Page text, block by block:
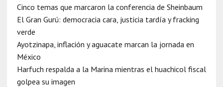
Cinco temas que marcaron la conferencia de Sheinbaum
El Gran Gurú: democracia cara, justicia tardía y fracking
verde
Ayotzinapa, inflación y aguacate marcan la jornada en
México
Harfuch respalda a la Marina mientras el huachicol fiscal
golpea su imagen